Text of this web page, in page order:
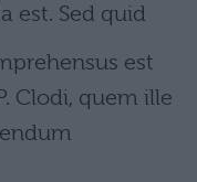
est. Sed quid
est
Clodi, quem ille